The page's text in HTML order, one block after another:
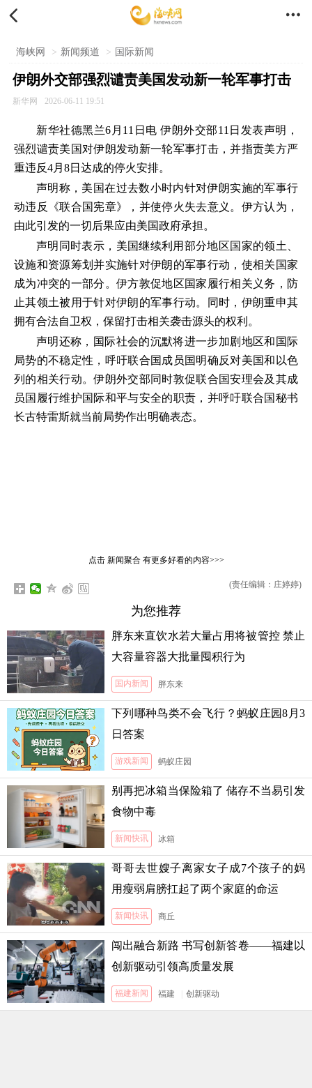
 
海峡网 > 新闻频道 > 国际新闻
伊朗外交部强烈谴责美国发动新一轮军事打击
新华网 2026-06-11 19:51
新华社德黑兰6月11日电 伊朗外交部11日发表声明，
强烈谴责美国对伊朗发动新一轮军事打击，并指责美方严
重违反4月8日达成的停火安排。
声明称，美国在过去数小时内针对伊朗实施的军事行
动违反《联合国宪章》，并使停火失去意义。伊方认为，
由此引发的一切后果应由美国政府承担。
声明同时表示，美国继续利用部分地区国家的领土、
设施和资源筹划并实施针对伊朗的军事行动，使相关国家
成为冲突的一部分。伊方敦促地区国家履行相关义务，防
止其领土被用于针对伊朗的军事行动。同时，伊朗重申其
拥有合法自卫权，保留打击相关袭击源头的权利。
声明还称，国际社会的沉默将进一步加剧地区和国际
局势的不稳定性，呼吁联合国成员国明确反对美国和以色
列的相关行动。伊朗外交部同时敦促联合国安理会及其成
员国履行维护国际和平与安全的职责，并呼吁联合国秘书
长古特雷斯就当前局势作出明确表态。
点击 新闻聚合有更多好看的内容>>>
(责任编辑：庄婷婷)
为您推荐
胖东来直饮水若大量占用将被管控 禁止
大容量容器大批量囤积行为
国内新闻 胖东来
下列哪种鸟类不会飞行？蚂蚁庄园8月3
日答案
游戏新闻 蚂蚁庄园
别再把冰箱当保险箱了 储存不当易引发
食物中毒
新闻快讯 冰箱
哥哥去世嫂子离家女子成7个孩子的妈
用瘦弱肩膀扛起了两个家庭的命运
新闻快讯 商丘
闯出融合新路 书写创新答卷——福建以
创新驱动引领高质量发展
福建新闻 福建 创新驱动